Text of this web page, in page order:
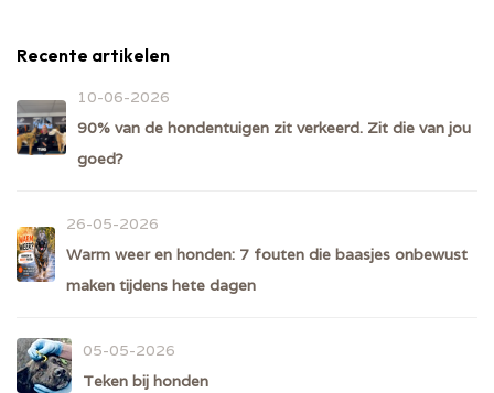
Recente artikelen
10-06-2026
90% van de hondentuigen zit verkeerd. Zit die van jou
goed?
26-05-2026
Warm weer en honden: 7 fouten die baasjes onbewust
maken tijdens hete dagen
05-05-2026
Teken bij honden